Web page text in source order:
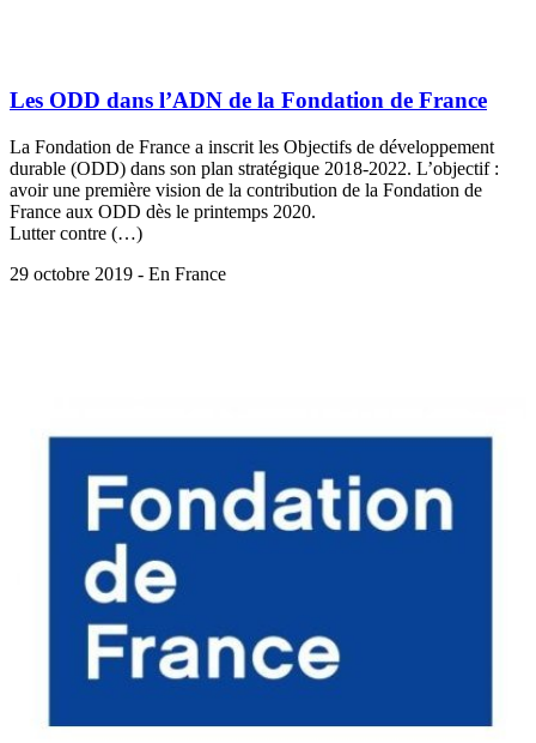
Les ODD dans l’ADN de la Fondation de France
La Fondation de France a inscrit les Objectifs de développement
durable (ODD) dans son plan stratégique 2018-2022. L’objectif :
avoir une première vision de la contribution de la Fondation de
France aux ODD dès le printemps 2020.
Lutter contre (…)
29 octobre 2019 - En France